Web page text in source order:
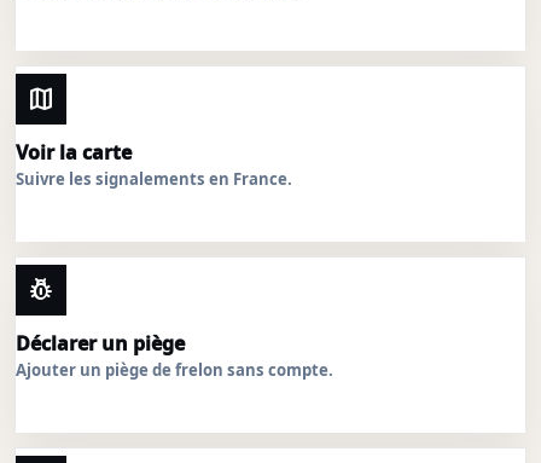
map
Voir la carte
Suivre les signalements en France.
pest_control
Déclarer un piège
Ajouter un piège de frelon sans compte.